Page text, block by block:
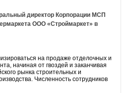
директор Корпорации МСП
ООО «Строймаркет» в
на продаже отделочных и
начиная от гвоздей и заканчивая
рынка строительных и
Численность сотрудников